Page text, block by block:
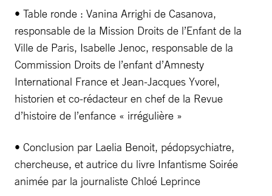
• Table ronde : Vanina Arrighi de Casanova,
responsable de la Mission Droits de l’Enfant de la
Ville de Paris, Isabelle Jenoc, responsable de la
Commission Droits de l’enfant d’Amnesty
International France et Jean-Jacques Yvorel,
historien et co-rédacteur en chef de la Revue
d’histoire de l’enfance « irrégulière »
• Conclusion par Laelia Benoit, pédopsychiatre,
chercheuse, et autrice du livre Infantisme Soirée
animée par la journaliste Chloé Leprince